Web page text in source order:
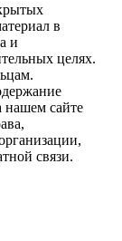
в
и
целях.
нашем сайте
связи.